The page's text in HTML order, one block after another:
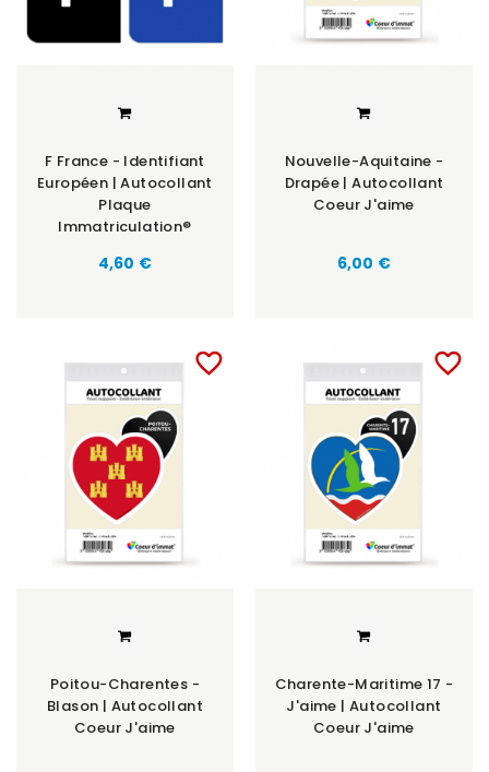
F France - Identifiant
Européen | Autocollant
Plaque
Immatriculation®
Prix
4,60 €
Nouvelle-Aquitaine -
Drapée | Autocollant
Coeur J'aime
Prix
6,00 €
favorite_border
Poitou-Charentes -
Blason | Autocollant
Coeur J'aime
favorite_border
Charente-Maritime 17 -
J'aime | Autocollant
Coeur J'aime